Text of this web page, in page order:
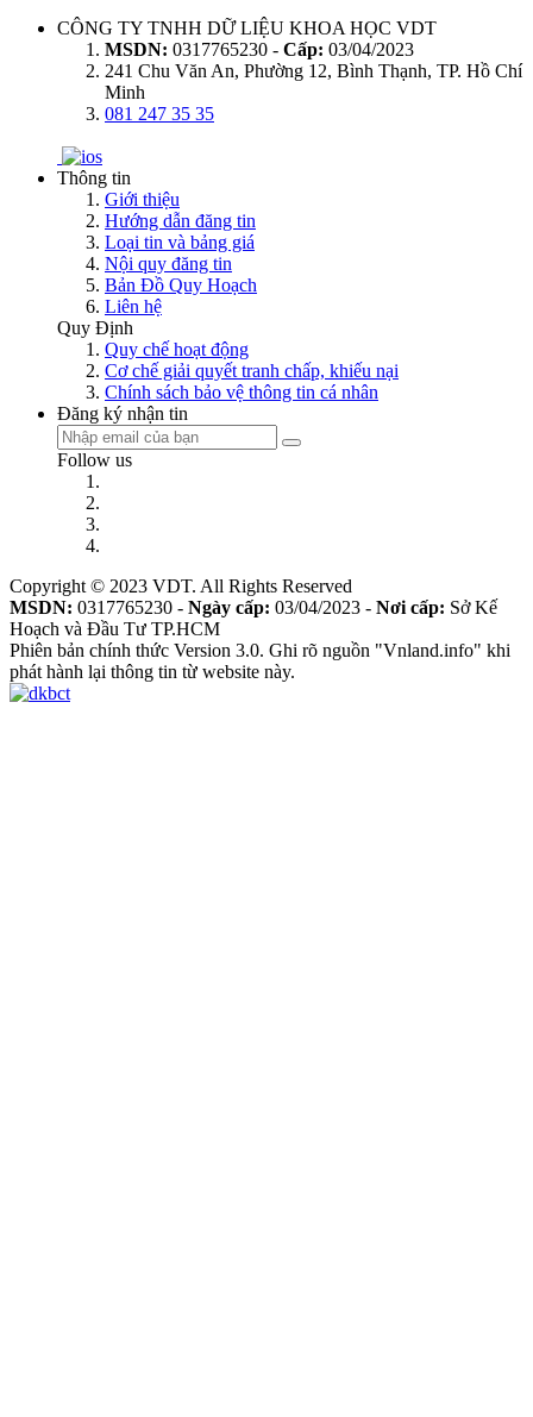
CÔNG TY TNHH DỮ LIỆU KHOA HỌC VDT
MSDN: 0317765230 - Cấp: 03/04/2023
241 Chu Văn An, Phường 12, Bình Thạnh, TP. Hồ Chí
Minh
081 247 35 35
Thông tin
Giới thiệu
Hướng dẫn đăng tin
Loại tin và bảng giá
Nội quy đăng tin
Bản Đồ Quy Hoạch
Liên hệ
Quy Định
Quy chế hoạt động
Cơ chế giải quyết tranh chấp, khiếu nại
Chính sách bảo vệ thông tin cá nhân
Đăng ký nhận tin
Follow us
Copyright © 2023 VDT. All Rights Reserved
MSDN: 0317765230 - Ngày cấp: 03/04/2023 - Nơi cấp: Sở Kế
Hoạch và Đầu Tư TP.HCM
Phiên bản chính thức Version 3.0. Ghi rõ nguồn "Vnland.info" khi
phát hành lại thông tin từ website này.